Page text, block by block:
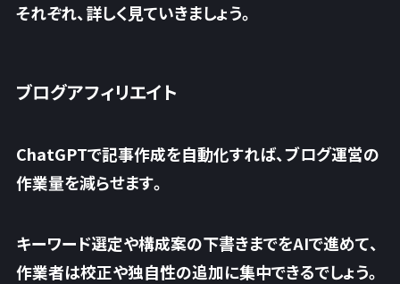
それぞれ、詳しく見ていきましょう。
ブログアフィリエイト
ChatGPTで記事作成を自動化すれば、ブログ運営の
作業量を減らせます。
キーワード選定や構成案の下書きまでをAIで進めて、
作業者は校正や独自性の追加に集中できるでしょう。